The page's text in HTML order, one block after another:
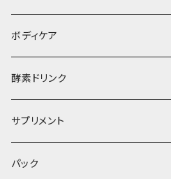
ボディケア
酵素ドリンク
サプリメント
パック